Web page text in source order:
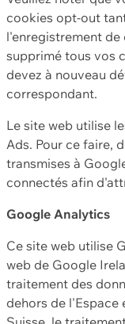
cookies opt-out
l'enregistrement de
supprimé tous vos
devez à nouveau
correspondant.
Le site web utilise
Ads. Pour ce faire,
transmises à
connectés afin
Google Analytics
Ce site web utilise
web de Google
traitement des
dehors de l'Espace